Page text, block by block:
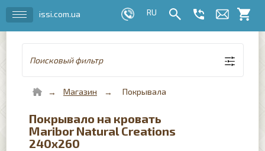
issi.com.ua
Поисковый фильтр
Магазин Покрывала
Покрывало на кровать
Maribor Natural Creations
240х260